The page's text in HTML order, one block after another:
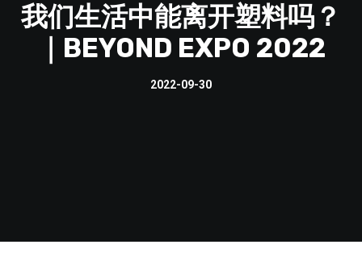
註冊參會
我们生活中能离开塑料吗？
｜BEYOND EXPO 2022
2022-09-30